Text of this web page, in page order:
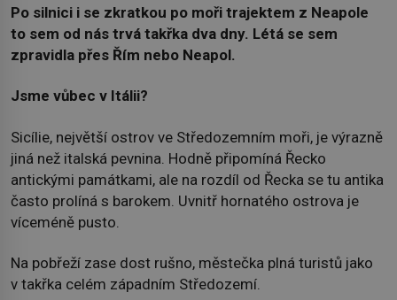
Po silnici i se zkratkou po moři trajektem z Neapole
to sem od nás trvá takřka dva dny. Létá se sem
zpravidla přes Řím nebo Neapol.
Jsme vůbec v Itálii?
Sicílie, největší ostrov ve Středozemním moři, je výrazně
jiná než italská pevnina. Hodně připomíná Řecko
antickými památkami, ale na rozdíl od Řecka se tu antika
často prolíná s barokem. Uvnitř hornatého ostrova je
víceméně pusto.
Na pobřeží zase dost rušno, městečka plná turistů jako
v takřka celém západním Středozemí.